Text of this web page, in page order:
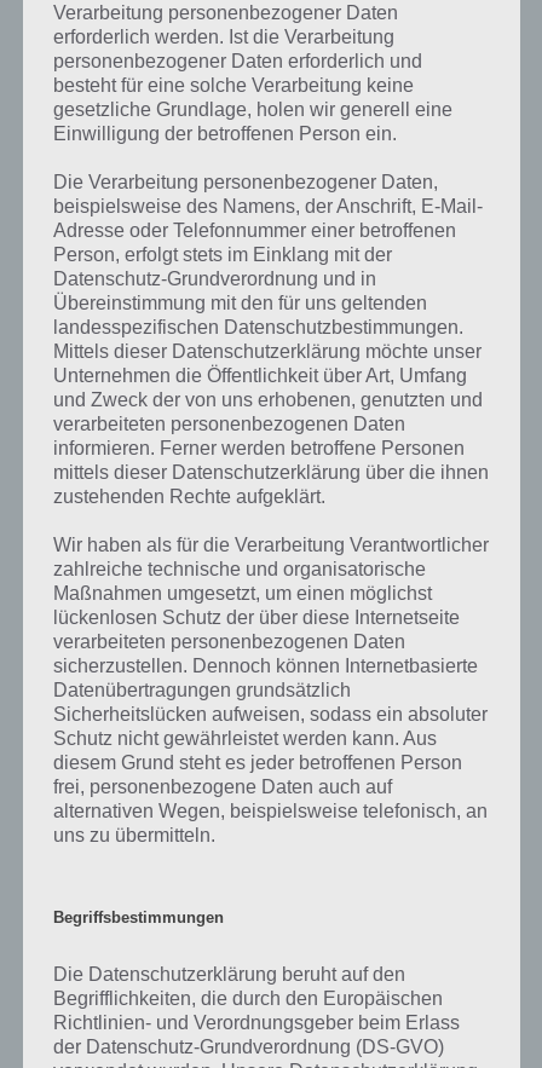
Kurze Begriffserklärung zur Lösung
Rassel
Rassel ist die Lösung für das tägliche Rätsel am 24.3.2020 in 4 Bilder 1
Wort, doch welche Bedeutung hat dieses eigentlich und was gibt es
dazu zu wissen? Passt das Wort auch zu Irland? Zu bestimmten
Lösungen präsentieren wir daher auch immer eine kurze
Begriffserklärung!
alleine durch das Schütteln wird ein rasselndes Geräusch erzeugt.
Dabei muss es sich aber auch nicht zwingend um ein
Musikinstrument handeln, denn Rasseln sind auch als Spielzeug für
Babys beliebt, denn hierbei handelt es sich ebenfalls um ein
Gegenstand, der mit kleinen Kugeln versehen ist und durch das Hin
und Herbewegen Geräusche verursacht – also wie das
Musikinstrument.
Rasseln kommen bei zahlreichen Tänzen und Musikgenres zum
Einsatz. Dabei unterteilt man Rasseln in die Anschlagrasseln bzw. in
die Gefäßrasseln. So kommen Gefäßrasseln beispielsweise beim Cha-
Cha-Cha, Jazz oder Tango zum Einsatz. Zu den Gefäßrasseln zählen
im inneren mit körnigen Elementen gefüllt. Der Spieler fässt diese
verschiedene Varianten gibt. So kann beispielsweise die Maracas nur
mit den Fingerspitzen geschlagen werden.
Ein Spiel für die Anschlag- oder Rahmenrasseln ist der Schellenring.
Verarbeitung personenbezogener Daten
erforderlich werden. Ist die Verarbeitung
personenbezogener Daten erforderlich und
besteht für eine solche Verarbeitung keine
gesetzliche Grundlage, holen wir generell eine
Einwilligung der betroffenen Person ein.
Die Verarbeitung personenbezogener Daten,
beispielsweise des Namens, der Anschrift, E-Mail-
Adresse oder Telefonnummer einer betroffenen
Person, erfolgt stets im Einklang mit der
Datenschutz-Grundverordnung und in
Übereinstimmung mit den für uns geltenden
landesspezifischen Datenschutzbestimmungen.
Mittels dieser Datenschutzerklärung möchte unser
Unternehmen die Öffentlichkeit über Art, Umfang
und Zweck der von uns erhobenen, genutzten und
verarbeiteten personenbezogenen Daten
informieren. Ferner werden betroffene Personen
mittels dieser Datenschutzerklärung über die ihnen
zustehenden Rechte aufgeklärt.
Wir haben als für die Verarbeitung Verantwortlicher
zahlreiche technische und organisatorische
Maßnahmen umgesetzt, um einen möglichst
lückenlosen Schutz der über diese Internetseite
verarbeiteten personenbezogenen Daten
sicherzustellen. Dennoch können Internetbasierte
Datenübertragungen grundsätzlich
Sicherheitslücken aufweisen, sodass ein absoluter
Schutz nicht gewährleistet werden kann. Aus
diesem Grund steht es jeder betroffenen Person
frei, personenbezogene Daten auch auf
alternativen Wegen, beispielsweise telefonisch, an
uns zu übermitteln.
Begriffsbestimmungen
Die Datenschutzerklärung beruht auf den
Begrifflichkeiten, die durch den Europäischen
Richtlinien- und Verordnungsgeber beim Erlass
der Datenschutz-Grundverordnung (DS-GVO)